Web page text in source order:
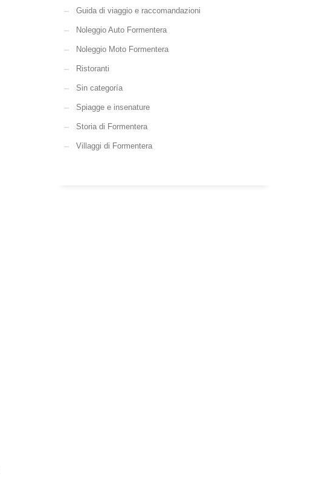
Guida di viaggio e raccomandazioni
Noleggio Auto Formentera
Noleggio Moto Formentera
Ristoranti
Sin categoría
Spiagge e insenature
Storia di Formentera
Villaggi di Formentera